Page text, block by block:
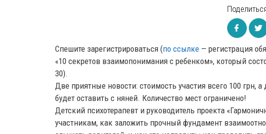
Спешите зарегистрироваться (по ссылке — регистрация
«10 секретов взаимопонимания с ребенком», который
30).
Две приятные новости: стоимость участия всего 100 грн,
будет оставить с няней. Количество мест ограничено!
Детский психотерапевт и руководитель проекта
участникам, как заложить прочный фундамент